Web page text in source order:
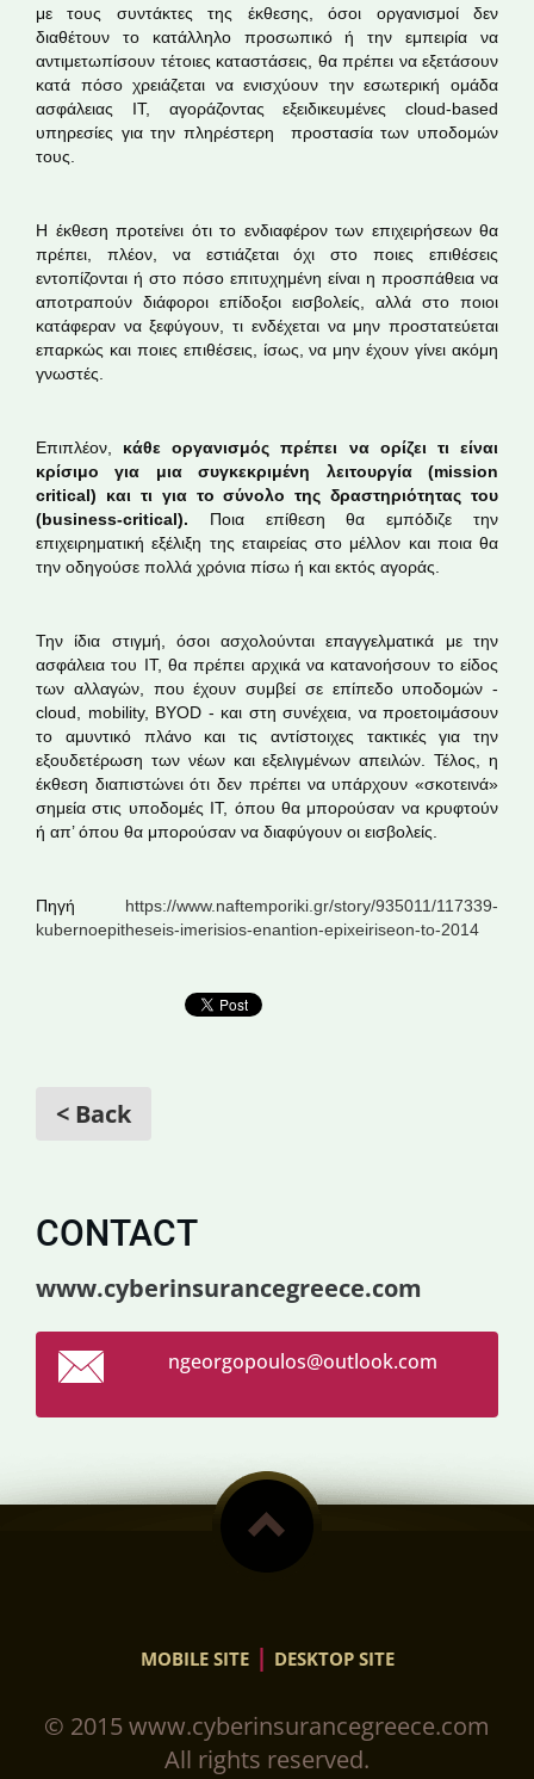
με τους συντάκτες της έκθεσης, όσοι οργανισμοί δεν
διαθέτουν το κατάλληλο προσωπικό ή την εμπειρία να
αντιμετωπίσουν τέτοιες καταστάσεις, θα πρέπει να εξετάσουν
κατά πόσο χρειάζεται να ενισχύουν την εσωτερική ομάδα
ασφάλειας ΙΤ, αγοράζοντας εξειδικευμένες cloud-based
υπηρεσίες για την πληρέστερη προστασία των υποδομών
τους.
Η έκθεση προτείνει ότι το ενδιαφέρον των επιχειρήσεων θα
πρέπει, πλέον, να εστιάζεται όχι στο ποιες επιθέσεις
εντοπίζονται ή στο πόσο επιτυχημένη είναι η προσπάθεια να
αποτραπούν διάφοροι επίδοξοι εισβολείς, αλλά στο ποιοι
κατάφεραν να ξεφύγουν, τι ενδέχεται να μην προστατεύεται
επαρκώς και ποιες επιθέσεις, ίσως, να μην έχουν γίνει ακόμη
γνωστές.
Επιπλέον, κάθε οργανισμός πρέπει να ορίζει τι είναι
κρίσιμο για μια συγκεκριμένη λειτουργία (mission
critical) και τι για το σύνολο της δραστηριότητας του
(business-critical). Ποια επίθεση θα εμπόδιζε την
επιχειρηματική εξέλιξη της εταιρείας στο μέλλον και ποια θα
την οδηγούσε πολλά χρόνια πίσω ή και εκτός αγοράς.
Την ίδια στιγμή, όσοι ασχολούνται επαγγελματικά με την
ασφάλεια του ΙΤ, θα πρέπει αρχικά να κατανοήσουν το είδος
των αλλαγών, που έχουν συμβεί σε επίπεδο υποδομών -
cloud, mobility, BYOD - και στη συνέχεια, να προετοιμάσουν
το αμυντικό πλάνο και τις αντίστοιχες τακτικές για την
εξουδετέρωση των νέων και εξελιγμένων απειλών. Τέλος, η
έκθεση διαπιστώνει ότι δεν πρέπει να υπάρχουν «σκοτεινά»
σημεία στις υποδομές ΙΤ, όπου θα μπορούσαν να κρυφτούν
ή απ’ όπου θα μπορούσαν να διαφύγουν οι εισβολείς.
Πηγή https://www.naftemporiki.gr/story/935011/117339-
kubernoepitheseis-imerisios-enantion-epixeiriseon-to-2014
< Back
CONTACT
www.cyberinsurancegreece.com
ngeorgopoulos@outlook.com
MOBILE SITE | DESKTOP SITE
© 2015 www.cyberinsurancegreece.com
All rights reserved.